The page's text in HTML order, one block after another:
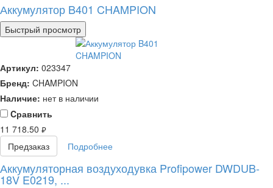
Аккумулятор B401 CHAMPION
Быстрый просмотр
Артикул: 023347
Бренд: CHAMPION
Наличие: нет в наличии
Cравнить
11 718.50 руб.
Предзаказ Подробнее
Аккумуляторная воздуходувка Profipower DWDUB-
18V E0219, ...